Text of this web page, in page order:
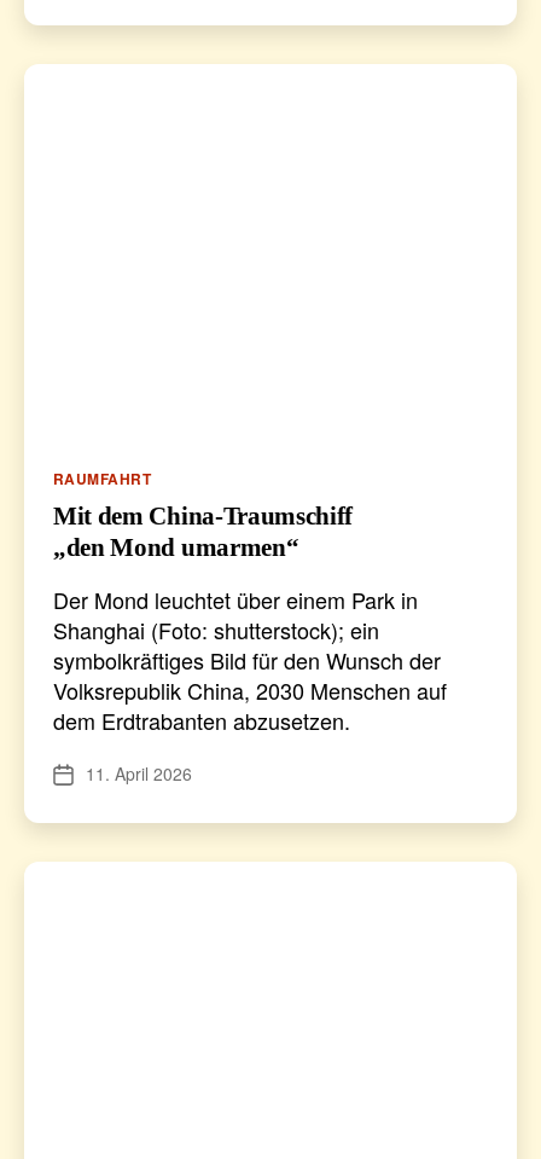
Kategorien
RAUMFAHRT
Mit dem China-Traumschiff
„den Mond umarmen“
Der Mond leuchtet über einem Park in
Shanghai (Foto: shutterstock); ein
symbolkräftiges Bild für den Wunsch der
Volksrepublik China, 2030 Menschen auf
dem Erdtrabanten abzusetzen.
Veröffentlichungsdatum
11. April 2026